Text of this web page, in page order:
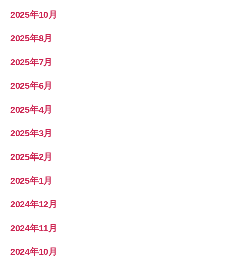
2025年10月
2025年8月
2025年7月
2025年6月
2025年4月
2025年3月
2025年2月
2025年1月
2024年12月
2024年11月
2024年10月